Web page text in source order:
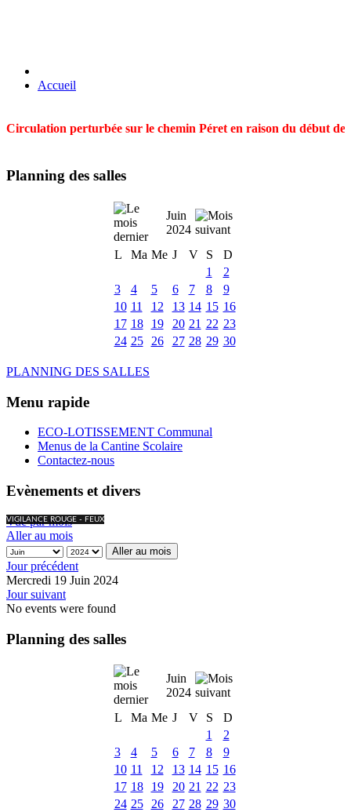
Accueil
Circulation perturbée sur le chemin Péret en raison du début
Planning des salles
Juin
2024
L
Ma Me J V S
D
1
2
3
4 5 6 7 8
9
10 11 12 13 14 15 16
17 18 19 20 21 22 23
24 25 26 27 28 29 30
PLANNING DES SALLES
Menu rapide
ECO-LOTISSEMENT Communal
Menus de la Cantine Scolaire
Contactez-nous
Evènements et divers
VIGILANCE ROUGE - FEUX
Vue par mois
Aller au mois
Aller au mois
Jour précédent
Mercredi 19 Juin 2024
Jour suivant
No events were found
Planning des salles
Juin
2024
L
Ma Me J V S
D
1
2
3
4 5 6 7 8
9
10 11 12 13 14 15 16
17 18 19 20 21 22 23
24 25 26 27 28 29 30